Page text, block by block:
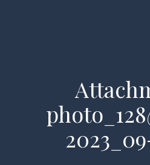
Home
Despre